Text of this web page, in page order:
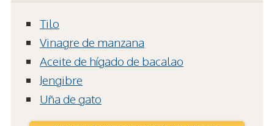
Tilo
Vinagre de manzana
Aceite de hígado de bacalao
Jengibre
Uña de gato